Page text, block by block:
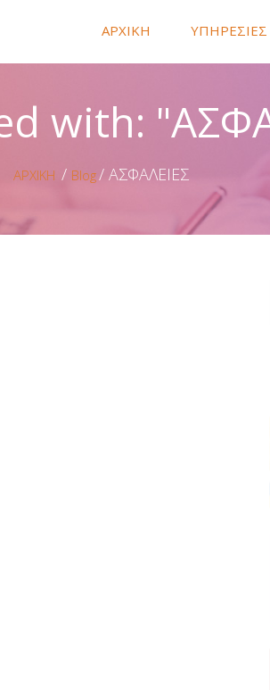
ΑΡΧΙΚΗ ΥΠΗΡΕΣΙΕΣ
with:
ΑΡΧΙΚΗ Blog ΑΣΦΑΛΕΙΕΣ